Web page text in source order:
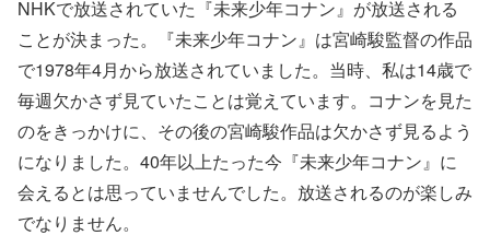
NHKで放送されていた『未来少年コナン』が放送される
ことが決まった。『未来少年コナン』は宮崎駿監督の作品
で1978年4月から放送されていました。当時、私は14歳で
毎週欠かさず見ていたことは覚えています。コナンを見た
のをきっかけに、その後の宮崎駿作品は欠かさず見るよう
になりました。40年以上たった今『未来少年コナン』に
会えるとは思っていませんでした。放送されるのが楽しみ
でなりません。